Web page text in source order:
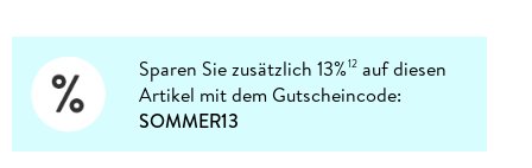
Sparen Sie zusätzlich 13%12 auf diesen
Artikel mit dem Gutscheincode:
SOMMER13